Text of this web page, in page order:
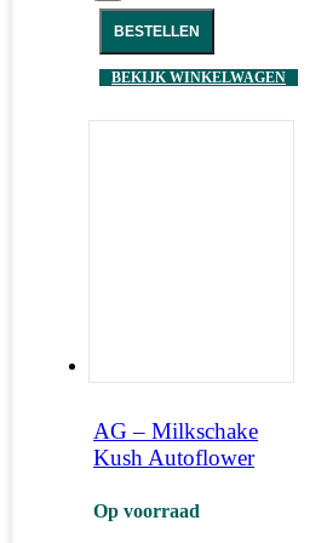
BESTELLEN
BEKIJK WINKELWAGEN
AG – Milkschake
Kush Autoflower
Op voorraad